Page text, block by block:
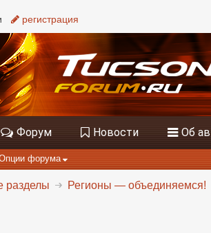
регистрация
Форум Новости Об
форума
разделы Регионы — объединяемся!